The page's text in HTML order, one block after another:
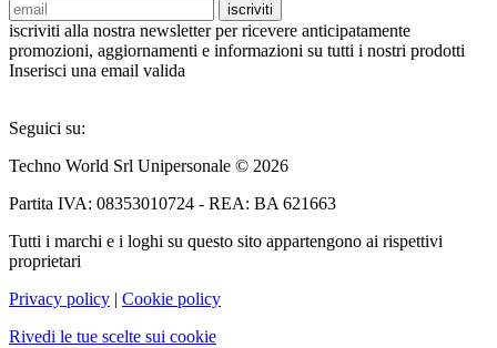
iscriviti
iscriviti alla nostra newsletter per ricevere anticipatamente
promozioni, aggiornamenti e informazioni su tutti i nostri prodotti
Inserisci una email valida
Seguici su:
Techno World Srl Unipersonale © 2026
Partita IVA: 08353010724 - REA: BA 621663
Tutti i marchi e i loghi su questo sito appartengono ai rispettivi
proprietari
Privacy policy | Cookie policy
Rivedi le tue scelte sui cookie